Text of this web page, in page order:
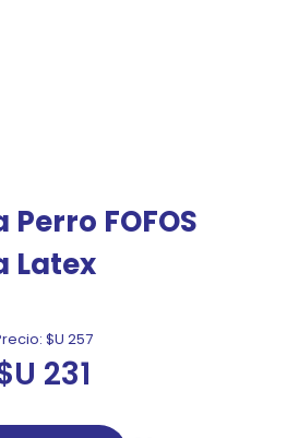
FOFOS
Latex
$U 257
231